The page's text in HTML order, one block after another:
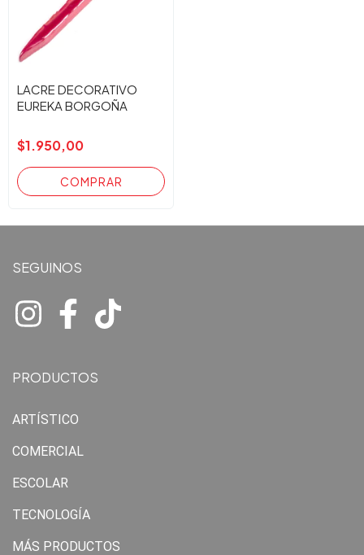
LACRE DECORATIVO
EUREKA BORGOÑA
$1.950,00
SEGUINOS
PRODUCTOS
ARTÍSTICO
COMERCIAL
ESCOLAR
TECNOLOGÍA
MÁS PRODUCTOS